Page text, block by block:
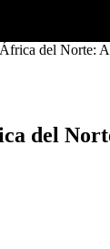
del Norte:
del